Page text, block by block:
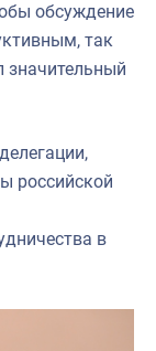
обсуждение
так
значительный
российской
в